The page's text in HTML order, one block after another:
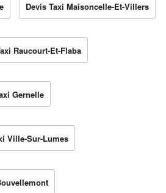
Devis Taxi Maisoncelle-Et-Villers
Raucourt-Et-Flaba
Gernelle
Ville-Sur-Lumes